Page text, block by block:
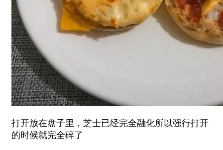
打开放在盘子里，芝士已经完全融化所以强行打开
的时候就完全碎了